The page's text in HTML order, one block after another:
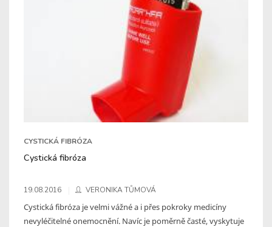
CYSTICKÁ FIBRÓZA
Cystická fibróza
19.08.2016 VERONIKA TŮMOVÁ
Cystická fibróza je velmi vážné a i přes pokroky medicíny
nevyléčitelné onemocnění. Navíc je poměrně časté, vyskytuje